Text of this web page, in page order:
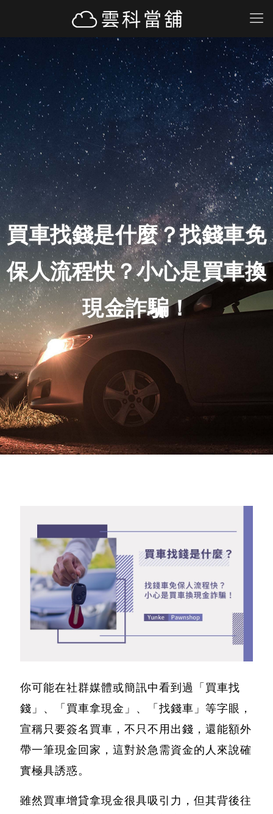
買車找錢是什麼？找錢車免
保人流程快？小心是買車換
現金詐騙！
你可能在社群媒體或簡訊中看到過 「買車找
錢」、「買車拿現金」、「找錢車」等字眼，
宣稱只要簽名買車，不只不用出錢，還能額外
帶一筆現金回家 ，這對於急需資金的人來說確
實極具誘惑。
雖然買車增貸拿現金很具吸引力，但其背後往